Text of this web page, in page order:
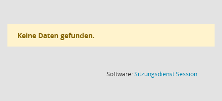
Keine Daten gefunden.
Software:SitzungsdienstSession(Wird in